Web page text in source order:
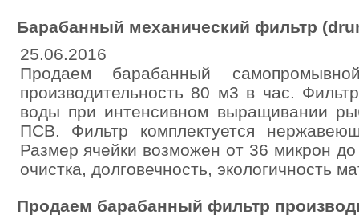
Барабанный механический фильтр
25.06.2016
Продаем барабанный
производительность 80 м3 в час.
воды при интенсивном выращивании
ПСВ. Фильтр комплектуется
Размер ячейки возможен от 36 микрон
очистка, долговечность, экологичность
Продаем барабанный фильтр